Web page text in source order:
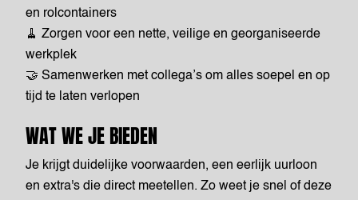
en rolcontainers
🧹 Zorgen voor een nette, veilige en georganiseerde
werkplek
🤝 Samenwerken met collega’s om alles soepel en op
tijd te laten verlopen
WAT WE JE BIEDEN
Je krijgt duidelijke voorwaarden, een eerlijk uurloon
en extra's die direct meetellen. Zo weet je snel of deze